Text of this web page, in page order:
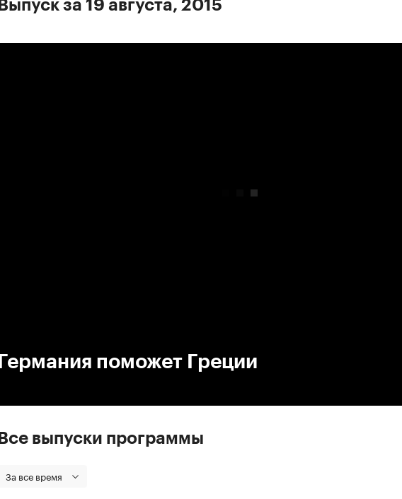
Выпуск за 19 августа, 2015
Германия поможет Греции
Все выпуски программы
За все время